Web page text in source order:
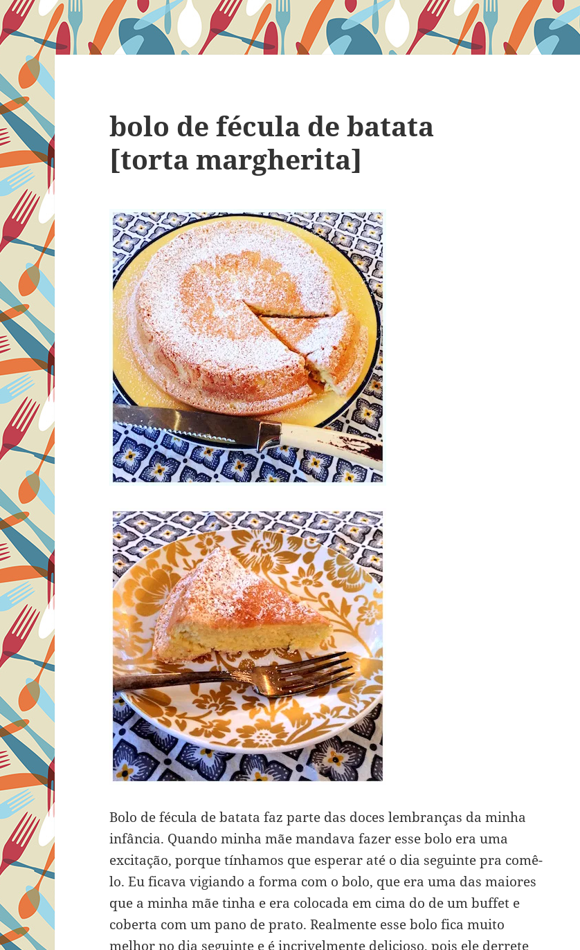
bolo de fécula de batata
[torta margherita]
Bolo de fécula de batata faz parte das doces lembranças da minha
infância. Quando minha mãe mandava fazer esse bolo era uma
excitação, porque tínhamos que esperar até o dia seguinte pra comê-
lo. Eu ficava vigiando a forma com o bolo, que era uma das maiores
que a minha mãe tinha e era colocada em cima do de um buffet e
coberta com um pano de prato. Realmente esse bolo fica muito
melhor no dia seguinte e é incrivelmente delicioso, pois ele derrete